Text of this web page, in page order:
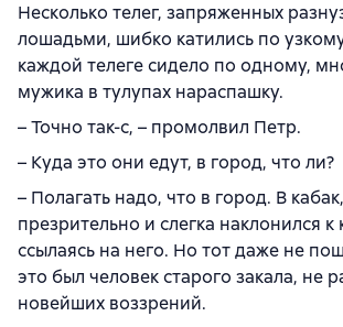
Несколько телег, запряженных
лошадьми, шибко катились по
каждой телеге сидело по одному,
мужика в тулупах нараспашку.
– Точно так-с, – промолвил Петр.
– Куда это они едут, в город, что ли?
– Полагать надо, что в город. В
презрительно и слегка наклонился к
ссылаясь на него. Но тот даже не
это был человек старого закала, не
новейших воззрений.